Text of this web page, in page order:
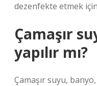
dezenfekte etmek
Çamaşır
yapılır mı?
Çamaşır suyu,